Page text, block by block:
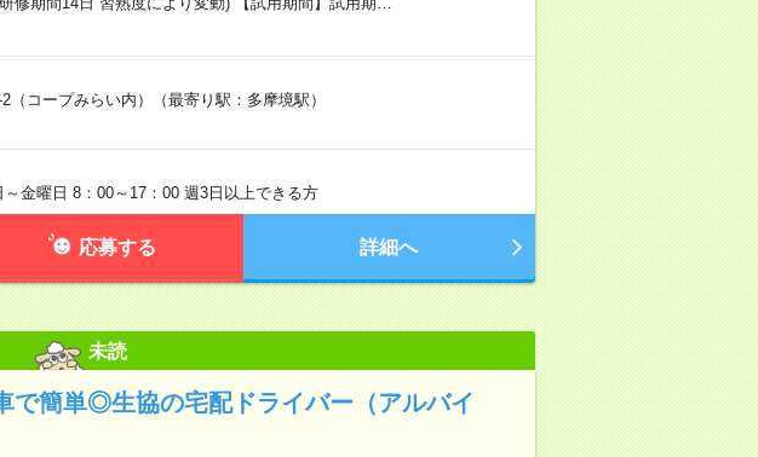
（コープみらい内）（最寄り駅：多摩境駅）
金曜日 8：00～17：00 週3日以上できる方
応募する 詳細へ
未読
で簡単◎生協の宅配ドライバー（アルバイ